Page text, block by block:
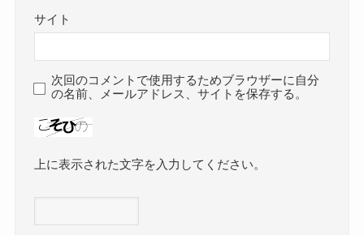
サイト
次回のコメントで使用するためブラウザーに自分
の名前、メールアドレス、サイトを保存する。
上に表示された文字を入力してください。